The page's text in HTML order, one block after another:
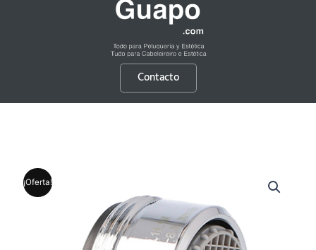
Contacto
¡Oferta!